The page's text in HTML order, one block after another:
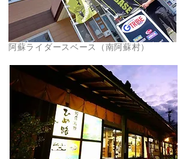
阿蘇ライダースベース（南阿蘇村）